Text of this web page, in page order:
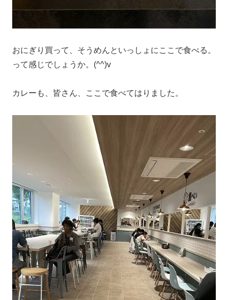
おにぎり買って、そうめんといっしょにここで食べる。
って感じでしょうか。(^^)v
カレーも、皆さん、ここで食べてはりました。